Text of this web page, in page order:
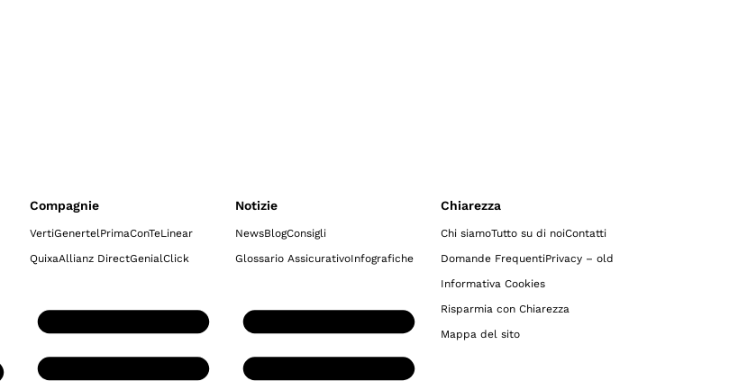
Compagnie
VertiGenertelPrimaConTeLinear
QuixaAllianz DirectGenialClick
Notizie
NewsBlogConsigli
Glossario AssicurativoInfografiche
Chiarezza
Chi siamoTutto su di noiContatti
Domande FrequentiPrivacy – old
Informativa Cookies
Risparmia con Chiarezza
Mappa del sito